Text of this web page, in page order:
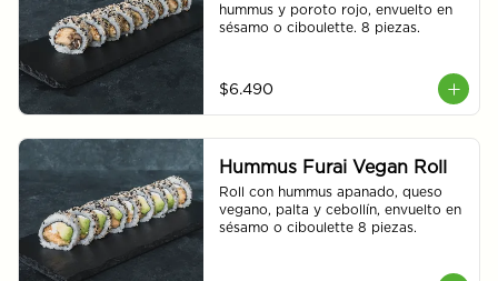
hummus y poroto rojo, envuelto en
sésamo o ciboulette. 8 piezas.
$6.490
Hummus Furai Vegan Roll
Roll con hummus apanado, queso
vegano, palta y cebollín, envuelto en
sésamo o ciboulette 8 piezas.